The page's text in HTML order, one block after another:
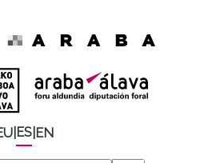
ES EN